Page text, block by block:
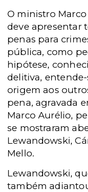
O ministro
deve apresentar
penas para
pública, como
hipótese,
delitiva,
origem aos
pena, agravada
Marco Aurélio,
se mostraram
Lewandowski,
Mello.
Lewandowski,
também